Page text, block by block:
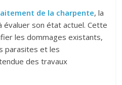
de la charpente, la
son état actuel. Cette
les dommages existants,
parasites et les
des travaux